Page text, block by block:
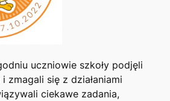
uczniowie szkoły podjęli
zmagali się z działaniami
ciekawe zadania,